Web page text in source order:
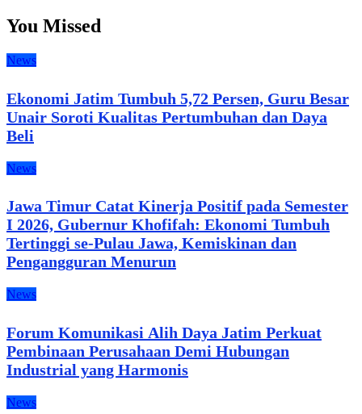
You Missed
News
Ekonomi Jatim Tumbuh 5,72 Persen, Guru Besar
Unair Soroti Kualitas Pertumbuhan dan Daya
Beli
News
Jawa Timur Catat Kinerja Positif pada Semester
I 2026, Gubernur Khofifah: Ekonomi Tumbuh
Tertinggi se-Pulau Jawa, Kemiskinan dan
Pengangguran Menurun
News
Forum Komunikasi Alih Daya Jatim Perkuat
Pembinaan Perusahaan Demi Hubungan
Industrial yang Harmonis
News